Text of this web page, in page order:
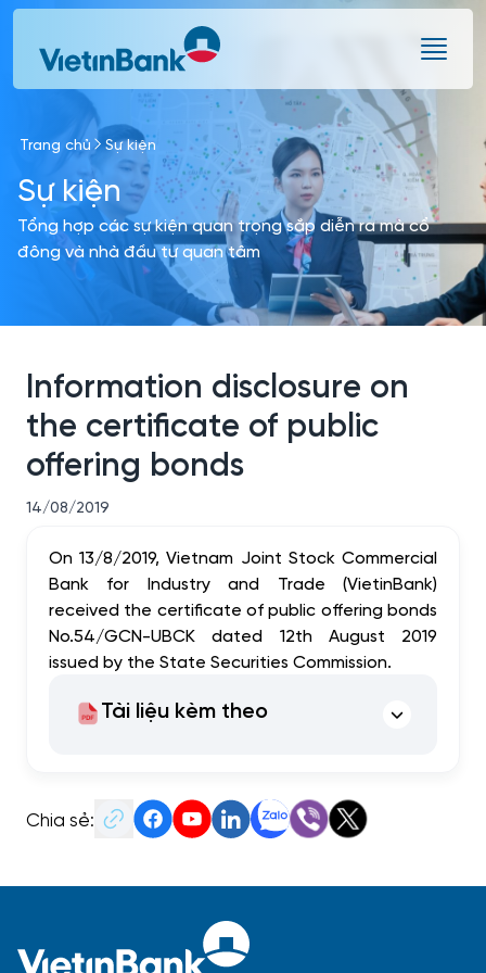
Skip to Main Content
Trang chủ Sự kiện
Sự kiện
Tổng hợp các sự kiện quan trọng sắp diễn ra mà cổ
đông và nhà đầu tư quan tâm
Information disclosure on
the certificate of public
offering bonds
14/08/2019
On 13/8/2019, Vietnam Joint Stock Commercial
Bank for Industry and Trade (VietinBank)
received the certificate of public offering bonds
No.54/GCN-UBCK dated 12th August 2019
issued by the State Securities Commission.
Tài liệu kèm theo
Chia sẻ: